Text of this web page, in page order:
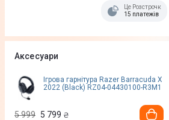
Це Розстрочка
15 платежів
Аксесуари
Ігрова гарнітура Razer Barracuda X
2022 (Black) RZ04-04430100-R3M1
5 999 5 799 ₴